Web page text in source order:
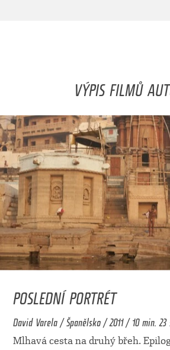
VÝPIS FILMŮ
POSLEDNÍ PORTRÉT
David Varela / Španělsko / 2011 / 10 min. 23
Mlhavá cesta na druhý břeh.